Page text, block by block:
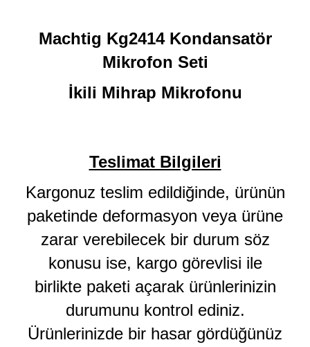
Machtig Kg2414 Kondansatör
Mikrofon Seti
İkili Mihrap Mikrofonu
Teslimat Bilgileri
Kargonuz teslim edildiğinde, ürünün
paketinde deformasyon veya ürüne
zarar verebilecek bir durum söz
konusu ise, kargo görevlisi ile
birlikte paketi açarak ürünlerinizin
durumunu kontrol ediniz.
Ürünlerinizde bir hasar gördüğünüz